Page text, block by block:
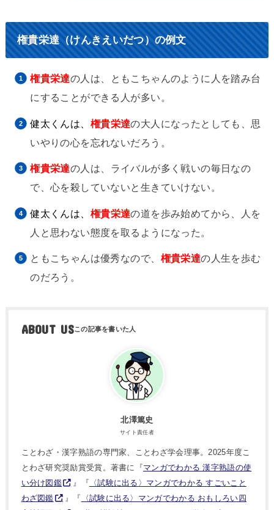
権貴栄達（けんきえいだつ）の例文
権貴栄達の人は、ともこちゃんのように人を踏み台
にすることができる人が多い。
健太くんは、 権貴栄達の大人になったとしても、思
いやりの心を忘れないだろう。
権貴栄達の人は、ライバルが多く戦いの毎日なの
で、心を殺していないと生きていけない。
健太くんは、 権貴栄達の道を歩み始めてから、人を
人と思わない態度を取るようになった。
ともこちゃんは優秀なので、 権貴栄達の人生を歩む
のだろう。
ABOUT US
北澤篤史
サイト責任者
ことわざ・漢字熟語の専門家、ことわざ学会理事。2025年度こ
とわざ研究奨励賞受賞。著書に『マンガでわかる 漢字熟語の使
い分け図鑑
』『 〈試験に出る〉マンガでわかる すごいこと
わざ図鑑
』『
〈試験に出る〉マンガでわかる おもしろい四